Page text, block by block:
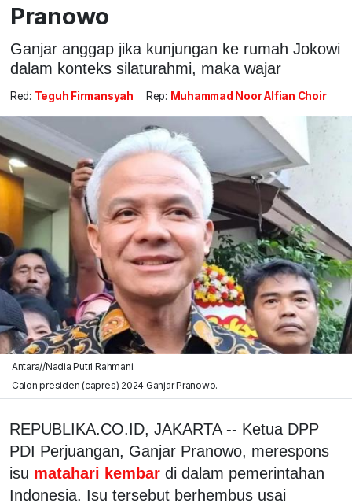
Pranowo
Ganjar anggap jika kunjungan ke rumah Jokowi
dalam konteks silaturahmi, maka wajar
Red: Teguh Firmansyah Rep: Muhammad Noor Alfian Choir
Antara//Nadia Putri Rahmani.
Calon presiden (capres) 2024 Ganjar Pranowo.
REPUBLIKA.CO.ID, JAKARTA -- Ketua DPP
PDI Perjuangan, Ganjar Pranowo, merespons
isu matahari kembar di dalam pemerintahan
Indonesia. Isu tersebut berhembus usai